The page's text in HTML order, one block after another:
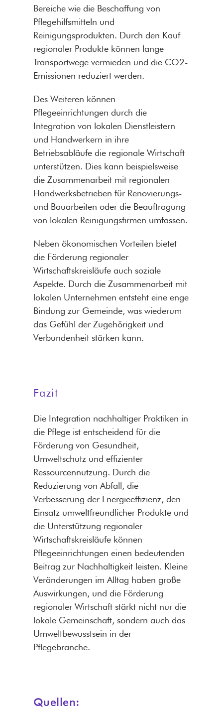
Bereiche wie die Beschaffung von
Pflegehilfsmitteln und
Reinigungsprodukten. Durch den Kauf
regionaler Produkte können lange
Transportwege vermieden und die CO2-
Emissionen reduziert werden.
Des Weiteren können
Pflegeeinrichtungen durch die
Integration von lokalen Dienstleistern
und Handwerkern in ihre
Betriebsabläufe die regionale Wirtschaft
unterstützen. Dies kann beispielsweise
die Zusammenarbeit mit regionalen
Handwerksbetrieben für Renovierungs-
und Bauarbeiten oder die Beauftragung
von lokalen Reinigungsfirmen umfassen.
Neben ökonomischen Vorteilen bietet
die Förderung regionaler
Wirtschaftskreisläufe auch soziale
Aspekte. Durch die Zusammenarbeit mit
lokalen Unternehmen entsteht eine enge
Bindung zur Gemeinde, was wiederum
das Gefühl der Zugehörigkeit und
Verbundenheit stärken kann.
Fazit
Die Integration nachhaltiger Praktiken in
die Pflege ist entscheidend für die
Förderung von Gesundheit,
Umweltschutz und effizienter
Ressourcennutzung. Durch die
Reduzierung von Abfall, die
Verbesserung der Energieeffizienz, den
Einsatz umweltfreundlicher Produkte und
die Unterstützung regionaler
Wirtschaftskreisläufe können
Pflegeeinrichtungen einen bedeutenden
Beitrag zur Nachhaltigkeit leisten. Kleine
Veränderungen im Alltag haben große
Auswirkungen, und die Förderung
regionaler Wirtschaft stärkt nicht nur die
lokale Gemeinschaft, sondern auch das
Umweltbewusstsein in der
Pflegebranche.
Quellen: